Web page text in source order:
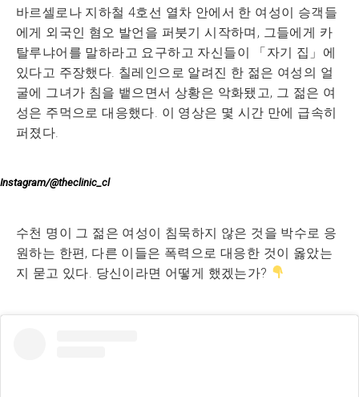
바르셀로나 지하철 4호선 열차 안에서 한 여성이 승객들
에게 외국인 혐오 발언을 퍼붓기 시작하며, 그들에게 카
탈루냐어를 말하라고 요구하고 자신들이 「자기 집」에
있다고 주장했다. 칠레인으로 알려진 한 젊은 여성의 얼
굴에 그녀가 침을 뱉으면서 상황은 악화됐고, 그 젊은 여
성은 주먹으로 대응했다. 이 영상은 몇 시간 만에 급속히
퍼졌다.
Instagram/@theclinic_cl
수천 명이 그 젊은 여성이 침묵하지 않은 것을 박수로 응
원하는 한편, 다른 이들은 폭력으로 대응한 것이 옳았는
지 묻고 있다. 당신이라면 어떻게 했겠는가?